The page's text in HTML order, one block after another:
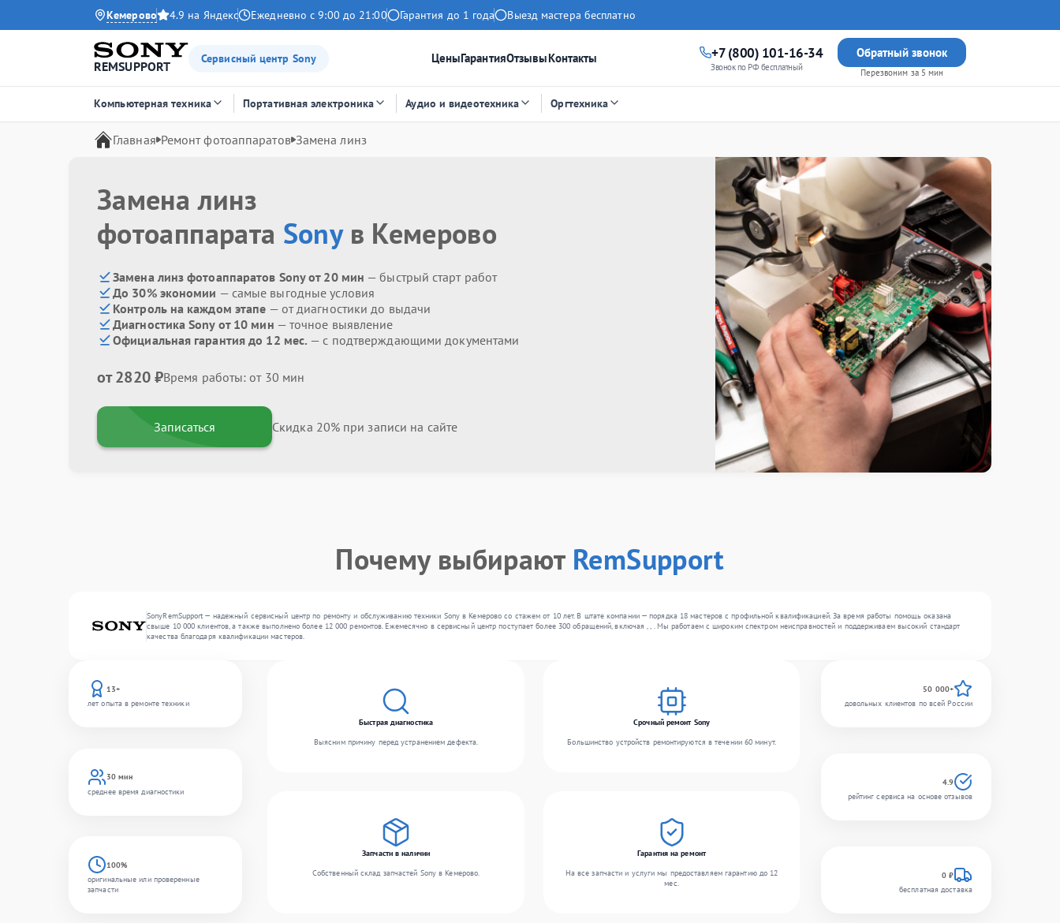
Кемерово 4.9 на Яндекс Ежедневно с 9:00 до 21:00 Гарантия до 1 года Выезд мастера бесплатно
REMSUPPORT
Сервисный центр Sony ЦеныГарантияОтзывыКонтакты +7 (800) 101-16-34
Звонок по РФ бесплатный
Обратный звонок
Перезвоним за 5 мин
Компьютерная техника Портативная электроника Аудио и видеотехника Оргтехника
Главная Ремонт фотоаппаратов Замена линз
Замена линз
фотоаппарата Sonyв Кемерово
Замена линз фотоаппаратов Sony от 20 мин — быстрый старт работ
До 30% экономии — самые выгодные условия
Контроль на каждом этапе — от диагностики до выдачи
Диагностика Sony от 10 мин — точное выявление
Официальная гарантия до 12 мес. — с подтверждающими документами
от 2820 ₽Время работы: от 30 мин
Записаться Скидка 20% при записи на сайте
Почему выбирают RemSupport
SonyRemSupport — надежный сервисный центр по ремонту и обслуживанию техники Sony в Кемерово со стажем от 10 лет. В штате компании — порядка 18 мастеров с профильной квалификацией. За время работы помощь оказана
свыше 10 000 клиентов, а также выполнено более 12 000 ремонтов. Ежемесячно в сервисный центр поступает более 300 обращений, включая , , . Мы работаем с широким спектром неисправностей и поддерживаем высокий стандарт
качества благодаря квалификации мастеров.
13+
лет опыта в ремонте техники
30 мин
среднее время диагностики
100%
оригинальные или проверенные
запчасти
Быстрая диагностика
Выясним причину перед устранением дефекта.
Срочный ремонт Sony
Большинство устройств ремонтируются в течении 60 минут.
Запчасти в наличии
Собственный склад запчастей Sony в Кемерово.
Гарантия на ремонт
На все запчасти и услуги мы предоставляем гарантию до 12
мес.
50 000+
довольных клиентов по всей России
4.9
рейтинг сервиса на основе отзывов
0 ₽
бесплатная доставка